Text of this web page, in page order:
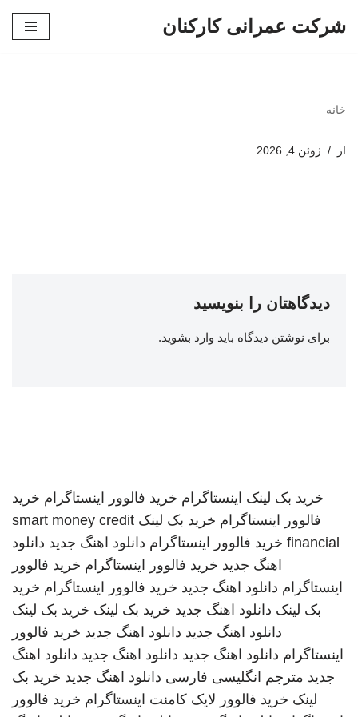
شرکت عمرانی کارکنان
خانه
از ژوئن 4, 2026
دیدگاهتان را بنویسید
برای نوشتن دیدگاه باید وارد بشوید.
خرید بک لینک اینستاگرام خرید فالوور اینستاگرام خرید
فالوور اینستاگرام خرید بک لینک smart money credit
financial خرید فالوور اینستاگرام دانلود اهنگ جدید دانلود
اهنگ جدید خرید فالوور اینستاگرام خرید فالوور
اینستاگرام دانلود اهنگ جدید خرید فالوور اینستاگرام خرید
بک لینک دانلود اهنگ جدید خرید بک لینک خرید بک لینک
دانلود اهنگ جدید دانلود اهنگ جدید خرید فالوور
اینستاگرام دانلود اهنگ جدید دانلود اهنگ جدید دانلود اهنگ
جدید مترجم انگلیسی فارسی دانلود اهنگ جدید خرید بک
لینک خرید فالوور لایک کامنت اینستاگرام خرید فالوور